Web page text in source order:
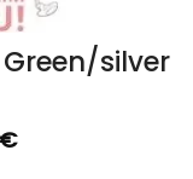
silver
€Current